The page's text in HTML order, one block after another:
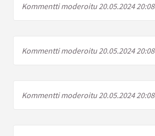
Kommentti moderoitu 20.05.2024 20:08
Kommentti moderoitu 20.05.2024 20:08
Kommentti moderoitu 20.05.2024 20:08